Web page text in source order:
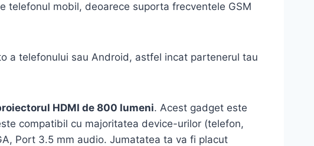
mobil, deoarece suporta frecventele GSM
a telefonului sau Android, astfel incat partenerul tau
HDMI de 800 lumeni. Acest gadget este
compatibil cu majoritatea device-urilor (telefon,
Port 3.5 mm audio. Jumatatea ta va fi placut